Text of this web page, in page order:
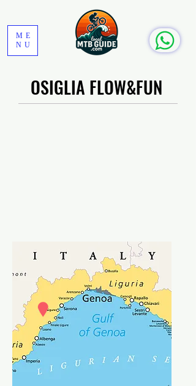
ME
NU
OSIGLIA FLOW&FUN